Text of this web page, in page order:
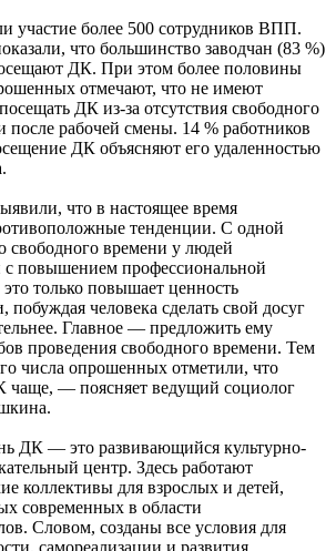
участие более 500 сотрудников ВПП.
что большинство заводчан (83 %)
ДК. При этом более половины
отмечают, что не имеют
ДК из-за отсутствия свободного
после рабочей смены. 14 % работников
ДК объясняют его удаленностью
что в настоящее время
тенденции. С одной
свободного времени у людей
с повышением профессиональной
только повышает ценность
побуждая человека сделать свой досуг
Главное — предложить ему
проведения свободного времени. Тем
числа опрошенных отметили, что
чаще, — поясняет ведущий социолог
ДК — это развивающийся культурно-
центр. Здесь работают
коллективы для взрослых и детей,
современных в области
Словом, созданы все условия для